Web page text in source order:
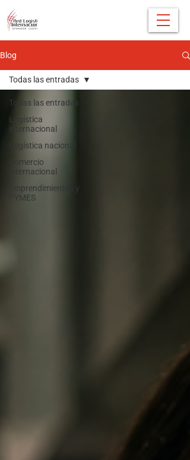
Blog
Todas las entradas
Logística
internacional
Logística nacional
Comercio
internacional
Emprendimientos y
PYMES
Todas las entradas